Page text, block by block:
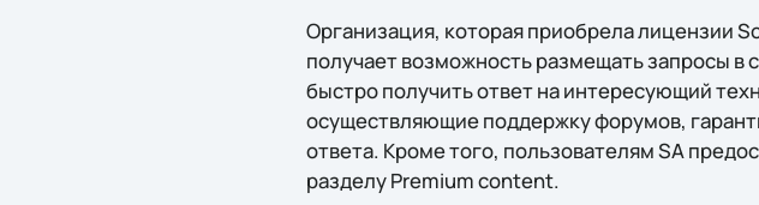
Организация, которая приобрела лицензии
получает возможноcть размещать запросы
быстро получить ответ на интересующий
осуществляющие поддержку форумов,
ответа. Кроме того, пользователям SA
разделу Premium content.